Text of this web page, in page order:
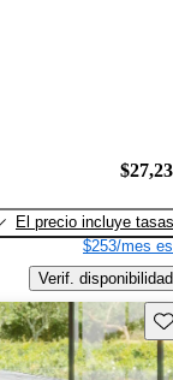
El precio incluye tasas
$253/mes
Verif. disponibilidad